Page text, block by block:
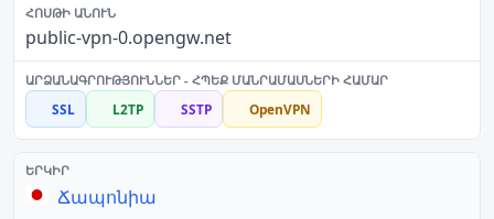
public-vpn-0.opengw.net
SSL L2TP SSTP OpenVPN
Ճապոնիա